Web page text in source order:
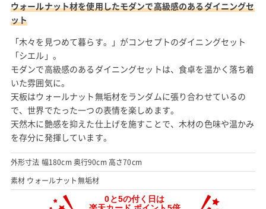
ウォールナット材を使用したモダンで高級感のあるダイニングセ
ット
「木々を見つめて暮らす。」がコンセプトのダイニングセット
「シエル」。
モダンで高級感のあるダイニングセットは、食卓を温かく落ち着
いた雰囲気に。
天板はウォールナット無垢材をランダムに張り合わせているの
で、世界でたった一つの表情を楽しめます。
天然木に艶感を抑えた仕上げを施すことで、木材の色味や温かみ
を存分に発揮しています。
外形寸法 幅180cm 奥行90cm 高さ70cm
素材 ウォールナット無垢材